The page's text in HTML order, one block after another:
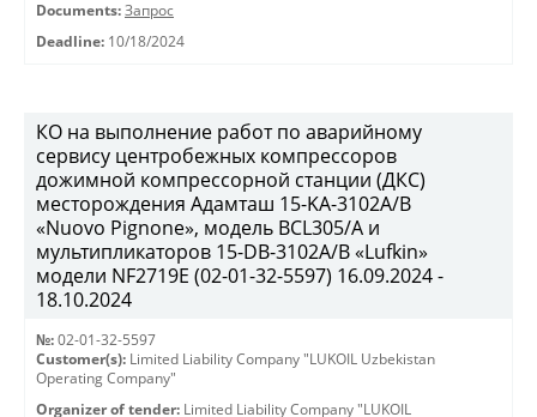
Documents: Запрос
Deadline: 10/18/2024
КО на выполнение работ по аварийному
сервису центробежных компрессоров
дожимной компрессорной станции (ДКС)
месторождения Адамташ 15-KA-3102А/В
«Nuovo Pignone», модель BCL305/A и
мультипликаторов 15-DB-3102A/B «Lufkin»
модели NF2719Е (02-01-32-5597) 16.09.2024 -
18.10.2024
№: 02-01-32-5597
Customer(s): Limited Liability Company "LUKOIL Uzbekistan
Operating Company"
Organizer of tender: Limited Liability Company "LUKOIL